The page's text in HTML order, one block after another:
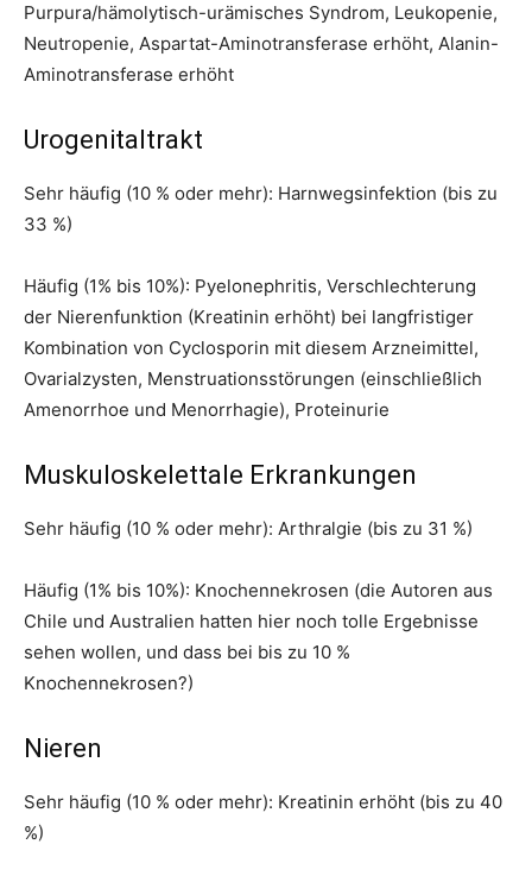
Purpura/hämolytisch-urämisches Syndrom, Leukopenie,
Neutropenie, Aspartat-Aminotransferase erhöht, Alanin-
Aminotransferase erhöht
Urogenitaltrakt
Sehr häufig (10 % oder mehr): Harnwegsinfektion (bis zu
33 %)
Häufig (1% bis 10%): Pyelonephritis, Verschlechterung
der Nierenfunktion (Kreatinin erhöht) bei langfristiger
Kombination von Cyclosporin mit diesem Arzneimittel,
Ovarialzysten, Menstruationsstörungen (einschließlich
Amenorrhoe und Menorrhagie), Proteinurie
Muskuloskelettale Erkrankungen
Sehr häufig (10 % oder mehr): Arthralgie (bis zu 31 %)
Häufig (1% bis 10%): Knochennekrosen (die Autoren aus
Chile und Australien hatten hier noch tolle Ergebnisse
sehen wollen, und dass bei bis zu 10 %
Knochennekrosen?)
Nieren
Sehr häufig (10 % oder mehr): Kreatinin erhöht (bis zu 40
%)